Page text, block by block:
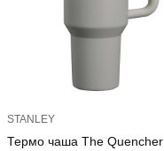
STANLEY
Термо чаша The Quencher